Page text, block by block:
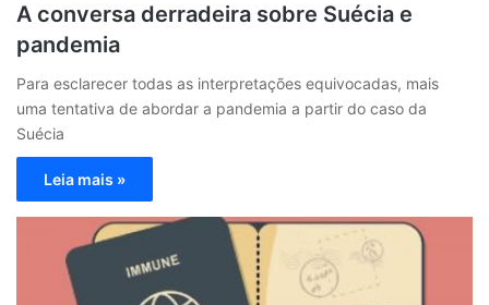
A conversa derradeira sobre Suécia e
pandemia
Para esclarecer todas as interpretações equivocadas, mais
uma tentativa de abordar a pandemia a partir do caso da
Suécia
Leia mais »